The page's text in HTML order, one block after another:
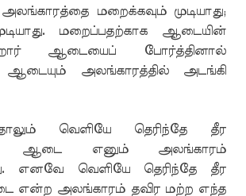
மறைக்கவும் முடியாது;
மறைப்பதற்காக ஆடையின்
ஆடையைப் போர்த்தினால்
ஆடையும் அலங்காரத்தில் அடங்கி
வெளியே தெரிந்தே தீர
ஆடை எனும் அலங்காரம்
எனவே வெளியே தெரிந்தே தீர
என்ற அலங்காரம் தவிர மற்ற எந்த